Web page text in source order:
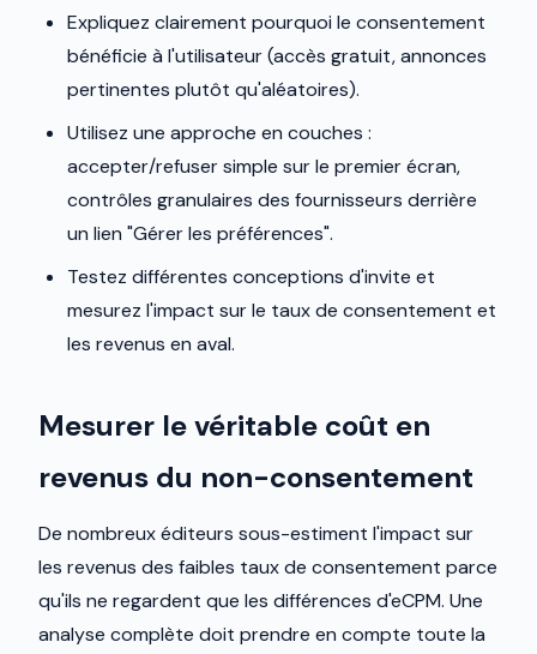
Expliquez clairement pourquoi le consentement
bénéficie à l'utilisateur (accès gratuit, annonces
pertinentes plutôt qu'aléatoires).
Utilisez une approche en couches :
accepter/refuser simple sur le premier écran,
contrôles granulaires des fournisseurs derrière
un lien "Gérer les préférences".
Testez différentes conceptions d'invite et
mesurez l'impact sur le taux de consentement et
les revenus en aval.
Mesurer le véritable coût en
revenus du non-consentement
De nombreux éditeurs sous-estiment l'impact sur
les revenus des faibles taux de consentement parce
qu'ils ne regardent que les différences d'eCPM. Une
analyse complète doit prendre en compte toute la